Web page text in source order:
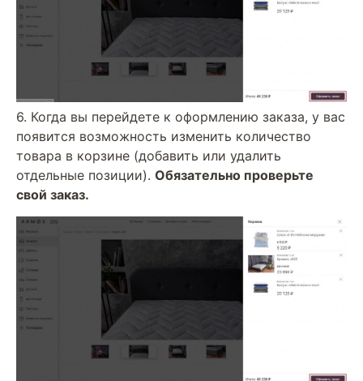
6. Когда вы перейдете к оформлению заказа, у вас
появится возможность изменить количество
товара в корзине (добавить или удалить
отдельные позиции). Обязательно проверьте
свой заказ.